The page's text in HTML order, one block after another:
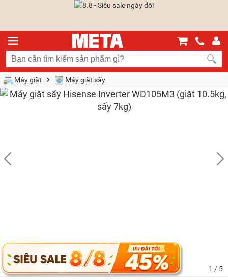
Máy giặt Máy giặt sấy
1 / 5